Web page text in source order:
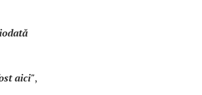
aici",